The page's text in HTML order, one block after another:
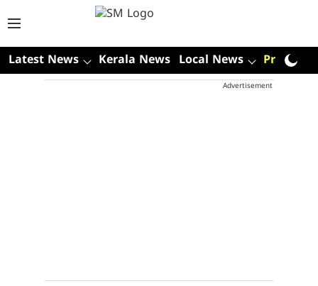
Latest News Kerala News Local News Premium
Advertisement